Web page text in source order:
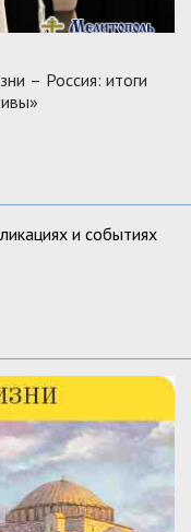
– Россия: итоги
и событиях